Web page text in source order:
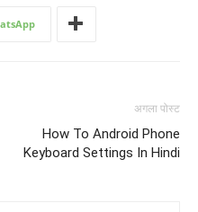
अगला पोस्ट
How To Android Phone
Keyboard Settings In Hindi